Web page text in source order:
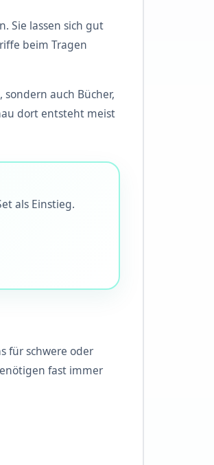
Sie lassen sich gut
beim Tragen
auch Bücher,
dort entsteht meist
als Einstieg.
für schwere oder
fast immer